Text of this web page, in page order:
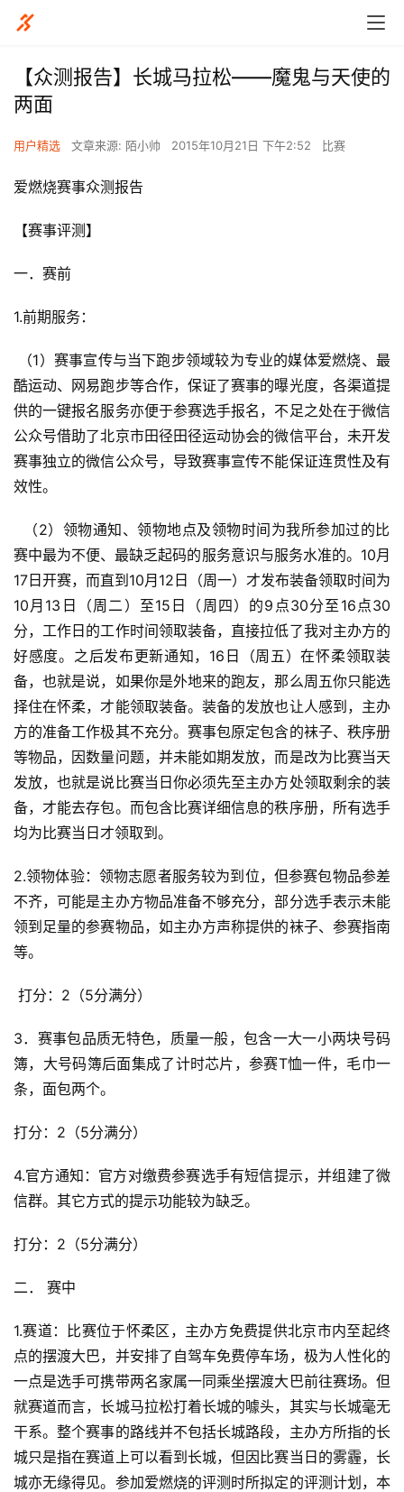
【众测报告】长城马拉松——魔鬼与天使的
两面
用户精选 文章来源: 陌小帅 2015年10月21日 下午2:52 比赛
爱燃烧赛事众测报告
【赛事评测】
一．赛前
1.前期服务：
酷运动、网易跑步等合作，保证了赛事的曝光度，各渠道提
供的一键报名服务亦便于参赛选手报名，不足之处在于微信
公众号借助了北京市田径田径运动协会的微信平台，未开发
赛事独立的微信公众号，导致赛事宣传不能保证连贯性及有
效性。
赛中最为不便、最缺乏起码的服务意识与服务水准的。10月
17日开赛，而直到10月12日（周一）才发布装备领取时间为
10月13日（周二）至15日（周四）的9点30分至16点30
分，工作日的工作时间领取装备，直接拉低了我对主办方的
好感度。之后发布更新通知，16日（周五）在怀柔领取装
备，也就是说，如果你是外地来的跑友，那么周五你只能选
择住在怀柔，才能领取装备。装备的发放也让人感到，主办
方的准备工作极其不充分。赛事包原定包含的袜子、秩序册
等物品，因数量问题，并未能如期发放，而是改为比赛当天
发放，也就是说比赛当日你必须先至主办方处领取剩余的装
备，才能去存包。而包含比赛详细信息的秩序册，所有选手
均为比赛当日才领取到。
2.领物体验：领物志愿者服务较为到位，但参赛包物品参差
不齐，可能是主办方物品准备不够充分，部分选手表示未能
领到足量的参赛物品，如主办方声称提供的袜子、参赛指南
等。
打分：2（5分满分）
3．赛事包品质无特色，质量一般，包含一大一小两块号码
簿，大号码簿后面集成了计时芯片，参赛T恤一件，毛巾一
条，面包两个。
打分：2（5分满分）
4.官方通知：官方对缴费参赛选手有短信提示，并组建了微
信群。其它方式的提示功能较为缺乏。
打分：2（5分满分）
二． 赛中
1.赛道：比赛位于怀柔区，主办方免费提供北京市内至起终
点的摆渡大巴，并安排了自驾车免费停车场，极为人性化的
一点是选手可携带两名家属一同乘坐摆渡大巴前往赛场。但
就赛道而言，长城马拉松打着长城的噱头，其实与长城毫无
干系。整个赛事的路线并不包括长城路段，主办方所指的长
城只是指在赛道上可以看到长城，但因比赛当日的雾霾，长
城亦无缘得见。参加爱燃烧的评测时所拟定的评测计划，本